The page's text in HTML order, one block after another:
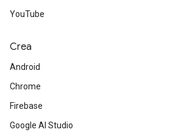
YouTube
Crea
Android
Chrome
Firebase
Google AI Studio